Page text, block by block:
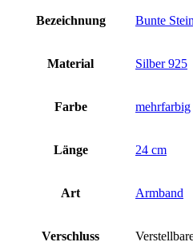
Bezeichnung Bunte
Material Silber 925
Farbe mehrfarbig
Länge 24 cm
Art Armband
Verschluss